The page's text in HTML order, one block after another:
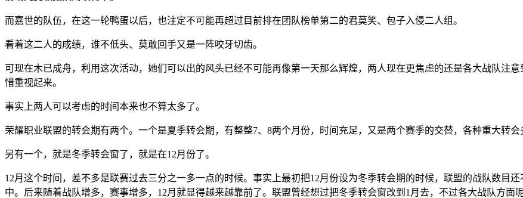
而嘉世的队伍，在这一轮鸭蛋以后，也注定不可能再超过目前排在团队榜单第二的君莫笑、包子入侵二人组。
看着这二人的成绩，谁不低头、莫敢回手又是一阵咬牙切齿。
可现在木已成舟，利用这次活动，她们可以出的风头已经不可能再像第一天那么辉煌，两人现在更焦虑的还是各大战队注
惜重视起来。
事实上两人可以考虑的时间本来也不算太多了。
荣耀职业联盟的转会期有两个。一个是夏季转会期，有整整7、8两个月份，时间充足，又是两个赛季的交替，各种重大转会
另有一个，就是冬季转会窗了，就是在12月份了。
12月这个时间，差不多是联赛过去三分之一多一点的时候。事实上最初把12月份设为冬季转会期的时候，联盟的战队数目
中。后来随着战队增多，赛事增多，12月就显得越来越靠前了。联盟曾经想过把冬季转会窗改到1月去，不过各大战队方面